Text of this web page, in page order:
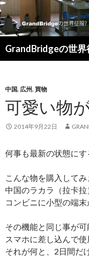
GrandBridgeの世界
中国, 広州, 買物
可愛い物
2014年9月22日
何事も最新の状態にす
こんな物を購入してみ
中国のラカラ（拉卡拉
コンビニに小型の端末
その機能と同じ事が可
スマホに差し込んで使
それが何と、2日間だ